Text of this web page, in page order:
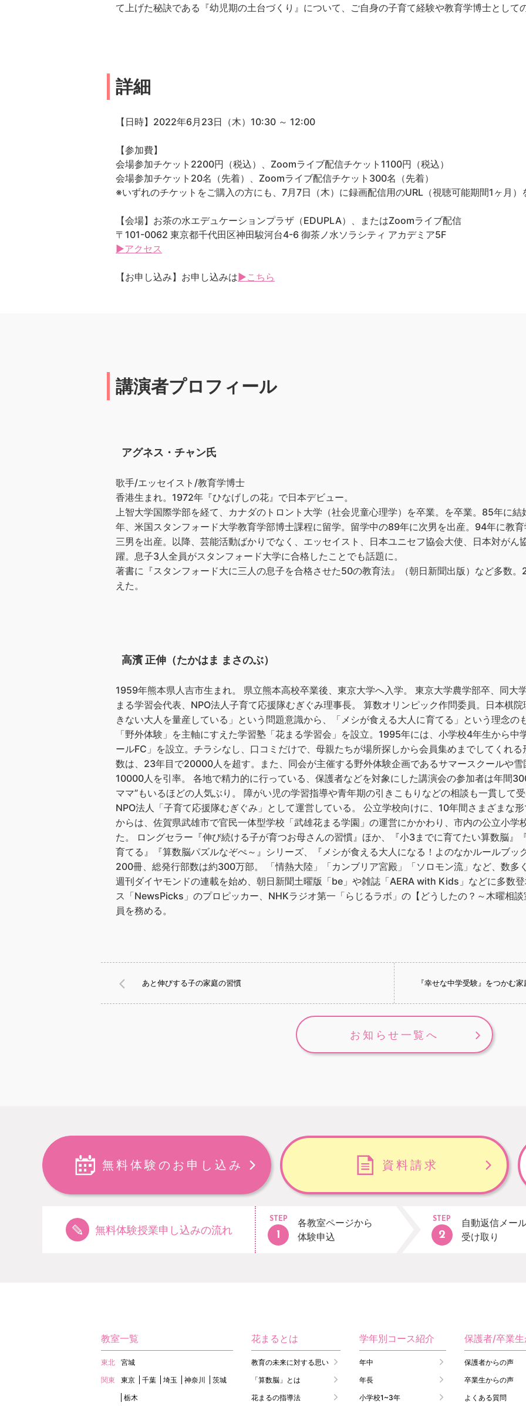
て上げた秘訣である『幼児期の土台づくり』について、ご自身の子育て経験や教育学博士として
詳細
【日時】2022年6月23日（木）10:30 ～ 12:00
【参加費】
会場参加チケット2200円（税込）、Zoomライブ配信チケット1100円（税込）
会場参加チケット20名（先着）、Zoomライブ配信チケット300名（先着）
※いずれのチケットをご購入の方にも、7月7日（木）に録画配信用のURL（視聴可能期間1ヶ月）
【会場】お茶の水エデュケーションプラザ（EDUPLA）、またはZoomライブ配信
〒101-0062 東京都千代田区神田駿河台4-6 御茶ノ水ソラシティ アカデミア5F
▶アクセス
【お申し込み】お申し込みは▶こちら
講演者プロフィール
アグネス・チャン氏
歌手/エッセイスト/教育学博士
香港生まれ。1972年『ひなげしの花』で日本デビュー。
上智大学国際学部を経て、カナダのトロント大学（社会児童心理学）を卒業。を卒業。85年に
年、米国スタンフォード大学教育学部博士課程に留学。留学中の89年に次男を出産。94年に教
三男を出産。以降、芸能活動ばかりでなく、エッセイスト、日本ユニセフ協会大使、日本対がん
躍。息子3人全員がスタンフォード大学に合格したことでも話題に。
著書に『スタンフォード大に三人の息子を合格させた50の教育法』（朝日新聞出版）など多数
えた。
高濱 正伸（たかはま まさのぶ）
1959年熊本県人吉市生まれ。 県立熊本高校卒業後、東京大学へ入学。 東京大学農学部卒、同大
まる学習会代表、NPO法人子育て応援隊むぎぐみ理事長。 算数オリンピック作問委員。日本棋
きない大人を量産している」という問題意識から、「メシが食える大人に育てる」という理念の
「野外体験」を主軸にすえた学習塾「花まる学習会」を設立。1995年には、小学校4年生から中
ールFC」を設立。チラシなし、口コミだけで、母親たちが場所探しから会員集めまでしてくれ
数は、23年目で20000人を超す。また、同会が主催する野外体験企画であるサマースクールや
10000人を引率。 各地で精力的に行っている、保護者などを対象にした講演会の参加者は年間
ママ”もいるほどの人気ぶり。 障がい児の学習指導や青年期の引きこもりなどの相談も一貫して
NPO法人「子育て応援隊むぎぐみ」として運営している。 公立学校向けに、10年間さまざまな
からは、佐賀県武雄市で官民一体型学校「武雄花まる学園」の運営にかかわり、市内の公立小学
た。 ロングセラー『伸び続ける子が育つお母さんの習慣』ほか、『小3までに育てたい算数脳』
育てる』『算数脳パズルなぞぺ～』シリーズ、『メシが食える大人になる！よのなかルールブッ
200冊、総発行部数は約300万部。 「情熱大陸」「カンブリア宮殿」「ソロモン流」など、数多
週刊ダイヤモンドの連載を始め、朝日新聞土曜版「be」や雑誌「AERA with Kids」などに多数
ス「NewsPicks」のプロピッカー、NHKラジオ第一「らじるラボ」の【どうしたの？～木曜相
員を務める。
あと伸びする子の家庭の習慣 『幸せな中学受験』をつかむ家
お知らせ一覧へ
無料体験のお申し込み 資料請求
無料体験授業申し込みの流れ
STEP
各教室ページから
体験申込
STEP
自動返信メー
受け取り
教室一覧
東北
宮城
関東
東京 千葉 埼玉 神奈川
茨城
栃木
花まるとは
教育の未来に対する思い
「算数脳」とは
花まるの指導法
学年別コース紹介
年中
年長
小学校1~3年
保護者/卒業
保護者からの声
卒業生からの声
よくある質問